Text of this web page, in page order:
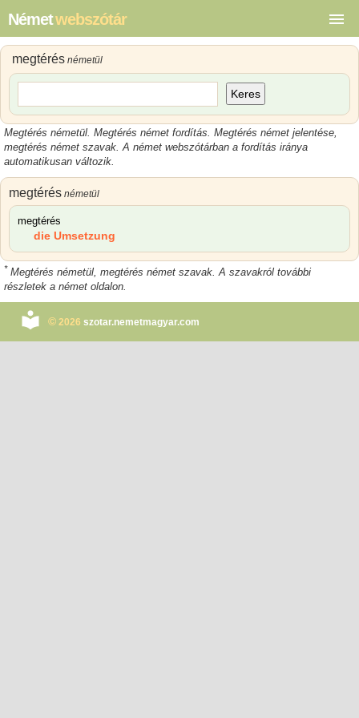
Németwebszótár
megtérés németül
Keres
Megtérés németül. Megtérés német fordítás. Megtérés német jelentése,
megtérés német szavak. A német webszótárban a fordítás iránya
automatikusan változik.
megtérés németül
megtérés
die Umsetzung
* Megtérés németül, megtérés német szavak. A szavakról további
részletek a német oldalon.
© 2026 szotar.nemetmagyar.com